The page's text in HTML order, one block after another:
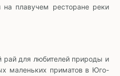
плавучем ресторане реки
рай для любителей природы и
маленьких приматов в Юго-